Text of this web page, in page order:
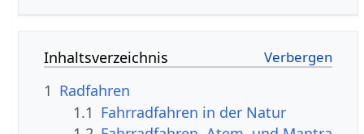
Inhaltsverzeichnis
1 Radfahren
1.1 Fahrradfahren in der Natur